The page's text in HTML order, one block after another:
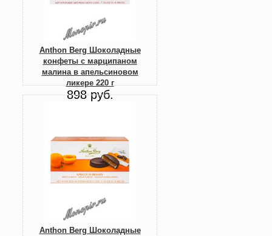
Anthon Berg Шоколадные
конфеты с марципаном
малина в апельсиновом
ликере 220 г
898 руб.
Anthon Berg Шоколадные